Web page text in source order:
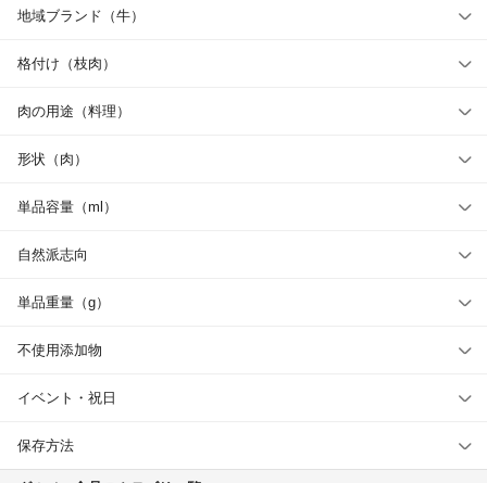
地域ブランド（牛）
格付け（枝肉）
肉の用途（料理）
形状（肉）
単品容量（ml）
自然派志向
単品重量（g）
不使用添加物
イベント・祝日
保存方法